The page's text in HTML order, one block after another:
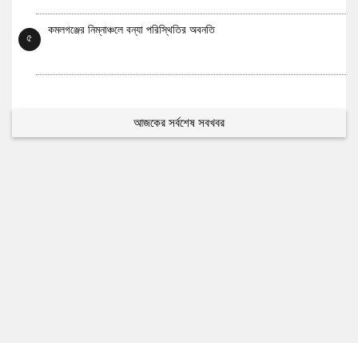
৫
কমলগঞ্জের নিম্নাঞ্চলে বন্যা পরিস্থিতির অবনতি
আজকের সর্বশেষ সবখবর